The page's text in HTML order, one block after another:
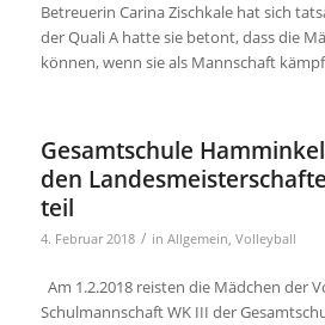
Betreuerin Carina Zischkale hat sich
der Quali A hatte sie betont, dass die
können, wenn sie als Mannschaft
Gesamtschule
den
teil
4. Februar 2018 / in Allgemein, Volleyball
Am 1.2.2018 reisten die Mädchen der
Schulmannschaft WK III der